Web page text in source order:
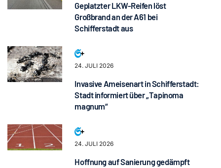
Geplatzter LKW-Reifen löst
Großbrand an der A61 bei
Schifferstadt aus
24. JULI 2026
Invasive Ameisenart in Schifferstadt:
Stadt informiert über „Tapinoma
magnum“
24. JULI 2026
Hoffnung auf Sanierung gedämpft